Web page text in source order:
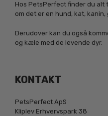
Hos PetsPerfect finder du alt
om det er en hund, kat,
Derudover kan du også
og kæle med de levende dyr.
KONTAKT
PetsPerfect ApS
Kliplev Erhvervspark 38